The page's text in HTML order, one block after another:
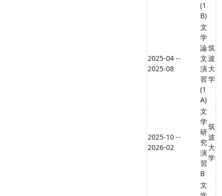
(1
B)
2025-04 --
2025-08
文
学
論
文
演
習
(1
A)
筑
波
大
学
2025-10 --
2026-02
文
学
研
究
演
習
B
筑
波
大
学
文